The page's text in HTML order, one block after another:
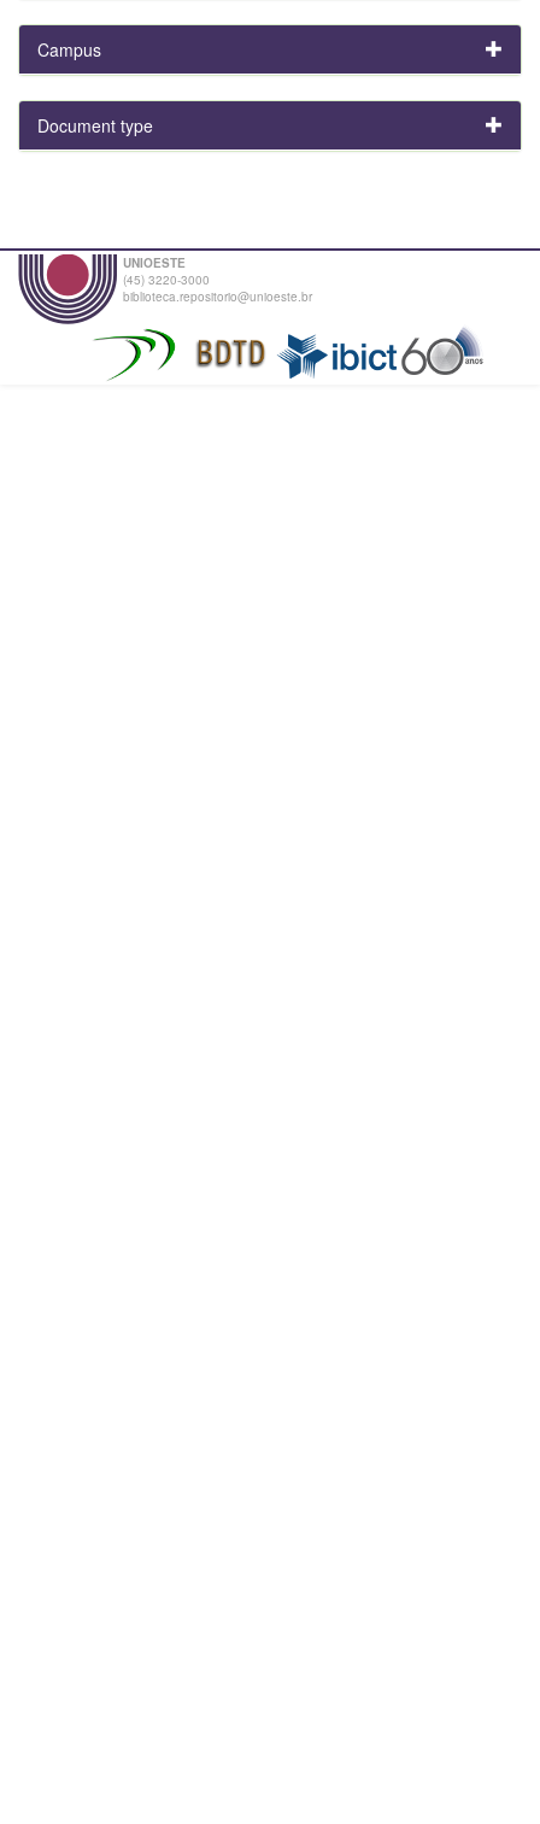
Campus
Document type
UNIOESTE
(45) 3220-3000
biblioteca.repositorio@unioeste.br